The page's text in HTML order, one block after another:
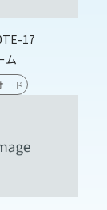
17
ム
ード